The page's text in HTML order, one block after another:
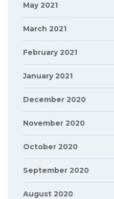
May 2021
March 2021
February 2021
January 2021
December 2020
November 2020
October 2020
September 2020
August 2020